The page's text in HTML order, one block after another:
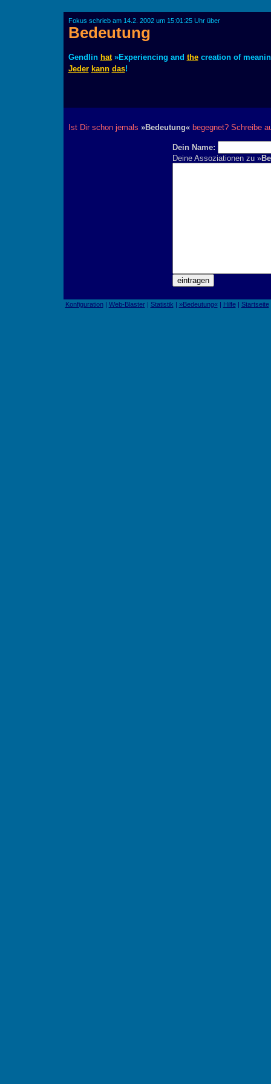
Fokus schrieb am 14.2. 2002 um 15:01:25 Uhr über
Bedeutung
Gendlin hat»Experiencing and thecreation of
Jeder kann das!
Ist Dir schon jemals »Bedeutung«begegnet? Schreibe
Dein Name:
Deine Assoziationen zu »
Konfiguration| Web-Blaster| Statistik | »Bedeutung«| Hilfe| Startseite